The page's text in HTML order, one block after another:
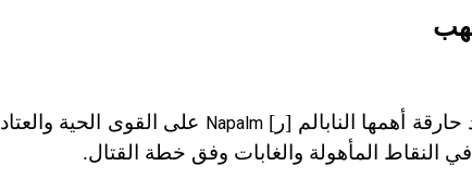
أهمها النابالم [ر]Napalm على القوى الحية والعتاد
النقاط المأهولة والغابات وفق خطة القتال.